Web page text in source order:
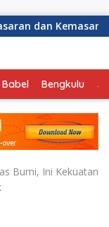
Produk
Babel Bengkulu
Bumi, Ini Kekuatan